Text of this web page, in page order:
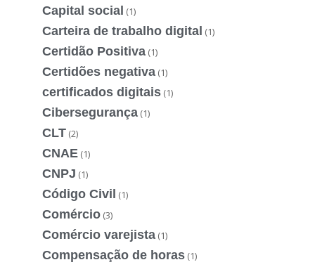
Capital social (1)
Carteira de trabalho digital (1)
Certidão Positiva (1)
Certidões negativa (1)
certificados digitais (1)
Cibersegurança (1)
CLT (2)
CNAE (1)
CNPJ (1)
Código Civil (1)
Comércio (3)
Comércio varejista (1)
Compensação de horas (1)